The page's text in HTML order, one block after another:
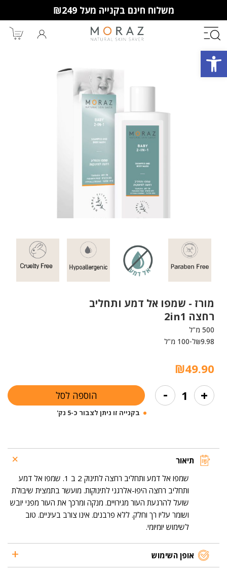
משלוח חינם בקנייה מעל ₪249
חברי מועדון מורז נהנים יותר!
מבצעים שווים
וצבירת נקודות למימוש בקניות
הבאות.
מורז - שמפו אל דמע ותחליב
רחצה 2in1
500 מ"ל
₪9.98 ל-100 מ"ל
₪49.90
+
של
רחצה
2in1
- הוספה לסל
בקנייה זו ניתן לצבור כ-5 נק'
תיאור
שמפו אל דמע ותחליב רחצה לתינוק 2 ב 1. שמפו אל דמע
ותחליב רחצה היפו-אלרגני לתינוקות. מועשר בתמצית שיבולת
שועל להרגעת העור מגירויים. מנקה ומרכך את העור מפני יובש
ושומר עליו רך וחלק. ללא פרבנים. אינו צורב בעיניים. טוב
לשימוש יומיומי.
אופן השימוש
פתח סרגל נגישות